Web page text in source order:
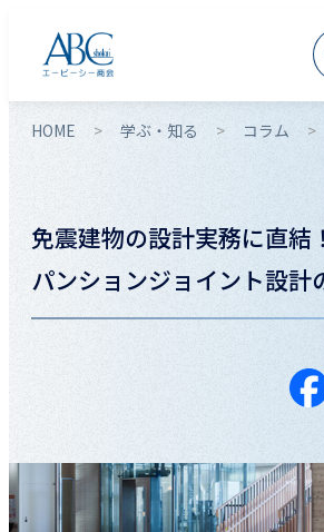
HOME 学ぶ・知る コラム
免震建物の設計実務に直結
パンションジョイント設計